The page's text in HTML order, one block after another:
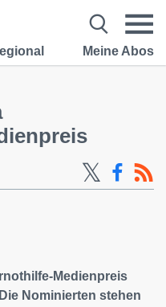
Meine Abos
Medienpreis
Nominierten stehen